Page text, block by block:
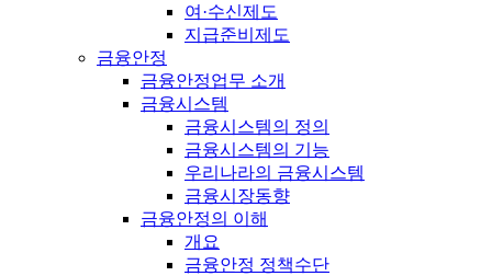
여·수신제도
지급준비제도
금융안정
금융안정업무 소개
금융시스템
금융시스템의 정의
금융시스템의 기능
우리나라의 금융시스템
금융시장동향
금융안정의 이해
개요
금융안정 정책수단